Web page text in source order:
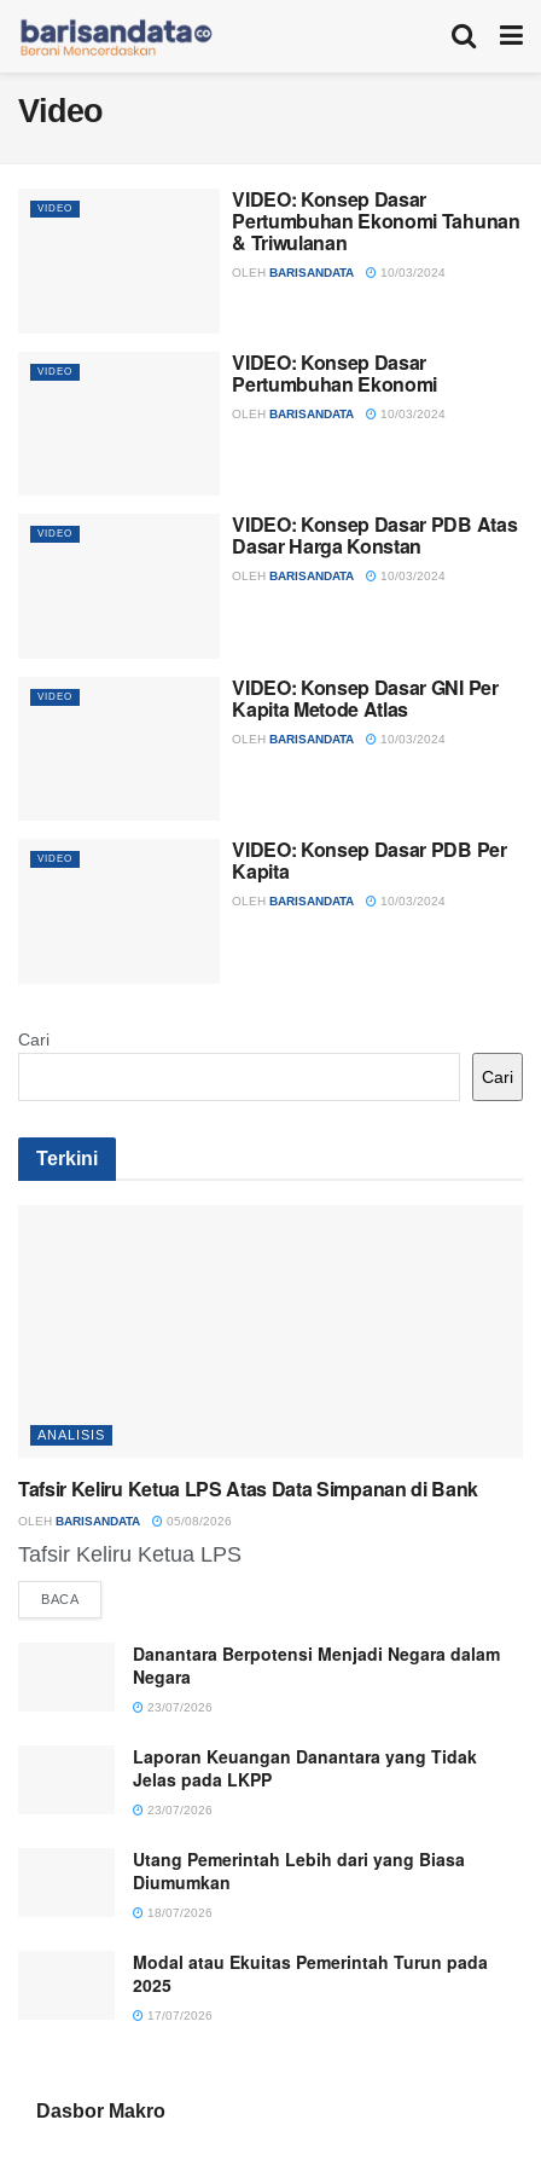
Video
VIDEO VIDEO: Konsep Dasar
Pertumbuhan Ekonomi Tahunan
& Triwulanan
OLEHBARISANDATA 10/03/2024
VIDEO VIDEO: Konsep Dasar
Pertumbuhan Ekonomi
OLEHBARISANDATA 10/03/2024
VIDEO VIDEO: Konsep Dasar PDB Atas
Dasar Harga Konstan
OLEHBARISANDATA 10/03/2024
VIDEO VIDEO: Konsep Dasar GNI Per
Kapita Metode Atlas
OLEHBARISANDATA 10/03/2024
VIDEO VIDEO: Konsep Dasar PDB Per
Kapita
OLEHBARISANDATA 10/03/2024
Cari
Cari
Terkini
ANALISIS
Tafsir Keliru Ketua LPS Atas Data Simpanan di Bank
OLEH BARISANDATA 05/08/2026
Tafsir Keliru Ketua LPS
BACADETAILS
Danantara Berpotensi Menjadi Negara dalam
Negara
23/07/2026
Laporan Keuangan Danantara yang Tidak
Jelas pada LKPP
23/07/2026
Utang Pemerintah Lebih dari yang Biasa
Diumumkan
18/07/2026
Modal atau Ekuitas Pemerintah Turun pada
2025
17/07/2026
Dasbor Makro